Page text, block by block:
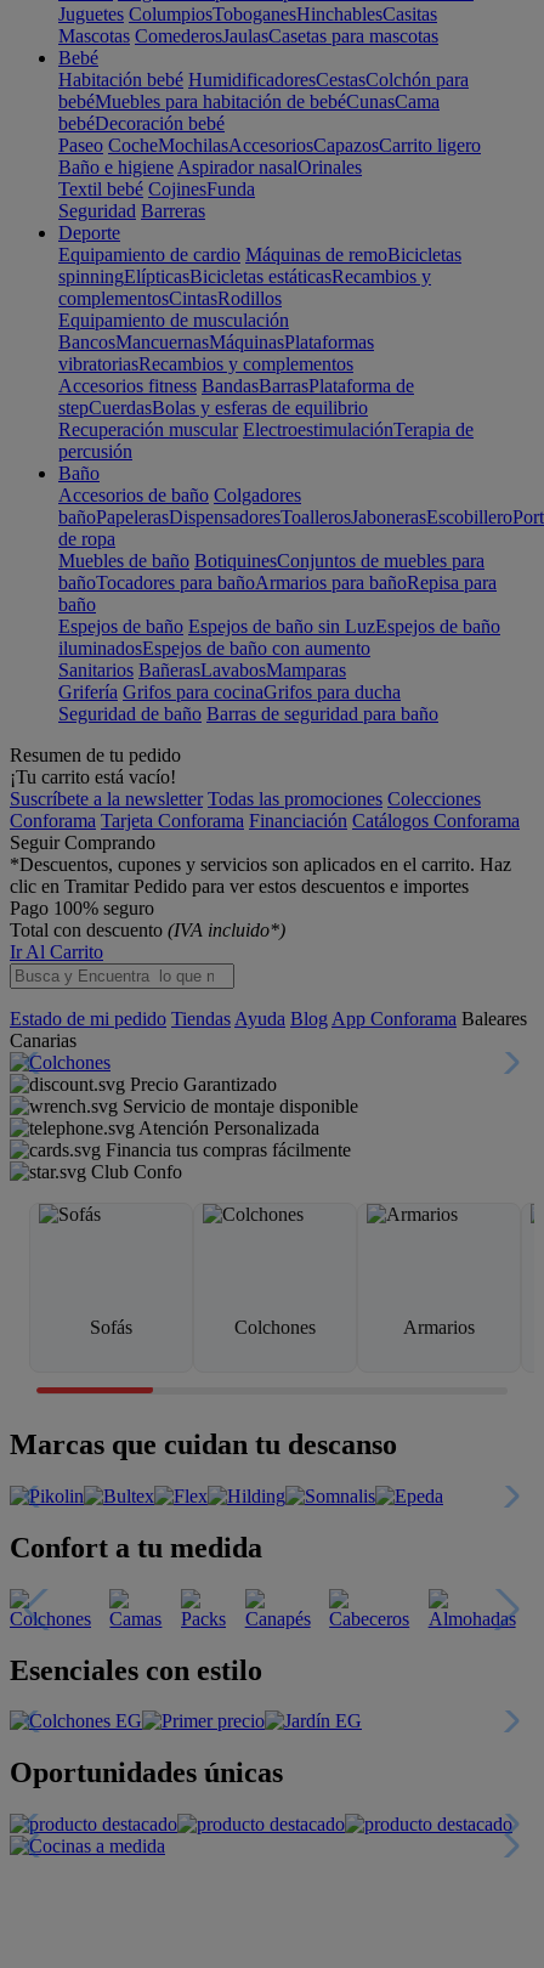
Juguetes ColumpiosToboganesHinchablesCasitas
Mascotas ComederosJaulasCasetas para mascotas
Bebé
Habitación bebé HumidificadoresCestasColchón para
bebéMuebles para habitación de bebéCunasCama
bebéDecoración bebé
Paseo CocheMochilasAccesoriosCapazosCarrito ligero
Baño e higiene Aspirador nasalOrinales
Textil bebé CojinesFunda
Seguridad Barreras
Deporte
Equipamiento de cardio Máquinas de remoBicicletas
spinningElípticasBicicletas estáticasRecambios y
complementosCintasRodillos
Equipamiento de musculación
BancosMancuernasMáquinasPlataformas
vibratoriasRecambios y complementos
Accesorios fitness BandasBarrasPlataforma de
stepCuerdasBolas y esferas de equilibrio
Recuperación muscular ElectroestimulaciónTerapia de
percusión
Baño
Accesorios de baño Colgadores
bañoPapelerasDispensadoresToallerosJabonerasEscobillero
de ropa
Muebles de baño BotiquinesConjuntos de muebles para
bañoTocadores para bañoArmarios para bañoRepisa para
baño
Espejos de baño Espejos de baño sin LuzEspejos de baño
iluminadosEspejos de baño con aumento
Sanitarios BañerasLavabosMamparas
Grifería Grifos para cocinaGrifos para ducha
Seguridad de baño Barras de seguridad para baño
Resumen de tu pedido
¡Tu carrito está vacío!
Suscríbete a la newsletter Todas las promociones Colecciones
Conforama Tarjeta Conforama Financiación Catálogos Conforama
Seguir Comprando
*Descuentos, cupones y servicios son aplicados en el carrito. Haz
clic en Tramitar Pedido para ver estos descuentos e importes
Pago 100% seguro
Total con descuento (IVA incluido*)
Ir Al Carrito
Estado de mi pedido Tiendas Ayuda Blog App Conforama Baleares
Canarias
Precio Garantizado
Servicio de montaje disponible
Atención Personalizada
Financia tus compras fácilmente
Club Confo
Sofás Colchones Armarios
Marcas que cuidan tu descanso
Confort a tu medida
Esenciales con estilo
Oportunidades únicas